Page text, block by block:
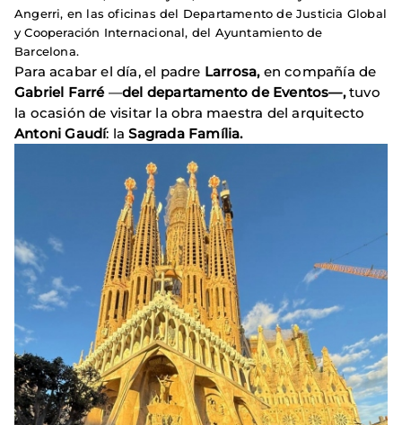
Angerri, en las oficinas del Departamento de Justicia Global
y Cooperación Internacional, del Ayuntamiento de
Barcelona.
Para acabar el día, el padre Larrosa, en compañía de
Gabriel Farré —del departamento de Eventos—,tuvo
la ocasión de visitar la obra maestra del arquitecto
Antoni Gaudí: laSagrada Família.